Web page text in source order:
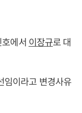
에서 이장규로 대
임이라고 변경사유